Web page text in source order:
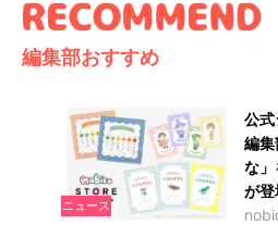
編集部おすすめ
ニュース
公
編
な
が登